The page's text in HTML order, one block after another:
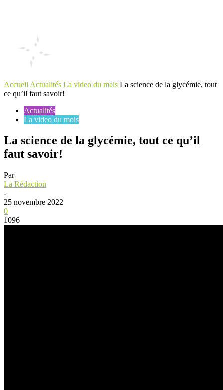
Accueil Actualités La video du mois La science de la glycémie, tout
ce qu’il faut savoir!
Actualités
La video du mois
La science de la glycémie, tout ce qu’il
faut savoir!
Par
La Rédaction
-
25 novembre 2022
0
1096